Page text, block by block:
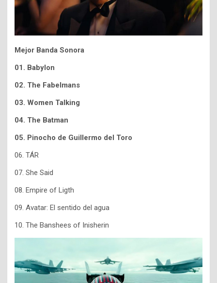
Mejor Banda Sonora
01. Babylon
02. The Fabelmans
03. Women Talking
04. The Batman
05. Pinocho de Guillermo del Toro
06. TÁR
07. She Said
08. Empire of Ligth
09. Avatar: El sentido del agua
10. The Banshees of Inisherin